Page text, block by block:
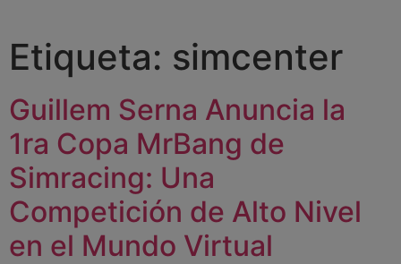
Etiqueta: simcenter
Guillem Serna Anuncia la
1ra Copa MrBang de
Simracing: Una
Competición de Alto Nivel
en el Mundo Virtual